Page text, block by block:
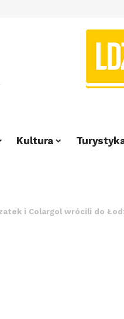
Kultura
i Colargol wrócili do Łodzi.